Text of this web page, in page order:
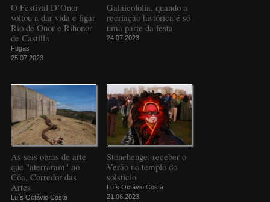
O Festival D’Onor
voltou a dar vida e ligar
Rio de Onor e Rihonor
de Castilla
Fugas
25.07.2023
Galaicofolia, quando a
recriação histórica é só
uma parte da festa
24.07.2023
As seis obras de arte
que "aterraram" no
Côa, Corredor das
Artes
Luís Octávio Costa
Stonehenge: receber o
Verão no templo do
solstício
Luís Octávio Costa
21.06.2023